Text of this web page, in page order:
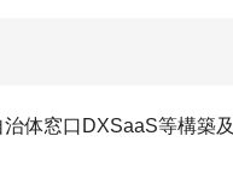
体窓口DXSaaS等構築